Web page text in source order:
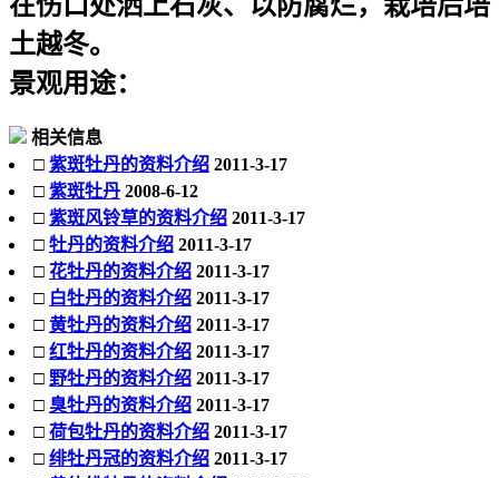
土越冬。
景观用途：
相关信息
□ 紫斑牡丹的资料介绍 2011-3-17
□ 紫斑牡丹 2008-6-12
□ 紫斑风铃草的资料介绍 2011-3-17
□ 牡丹的资料介绍 2011-3-17
□ 花牡丹的资料介绍 2011-3-17
□ 白牡丹的资料介绍 2011-3-17
□ 黄牡丹的资料介绍 2011-3-17
□ 红牡丹的资料介绍 2011-3-17
□ 野牡丹的资料介绍 2011-3-17
□ 臭牡丹的资料介绍 2011-3-17
□ 荷包牡丹的资料介绍 2011-3-17
□ 绯牡丹冠的资料介绍 2011-3-17